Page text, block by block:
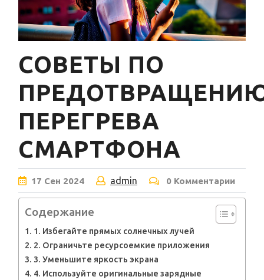
СОВЕТЫ ПО
ПЕРЕГРЕВА
СМАРТФОНА
17 Сен 2024 admin 0 Комментарии
Содержание
1. Избегайте прямых солнечных лучей
2. Ограничьте ресурсоемкие приложения
3. Уменьшите яркость экрана
4. Используйте оригинальные зарядные